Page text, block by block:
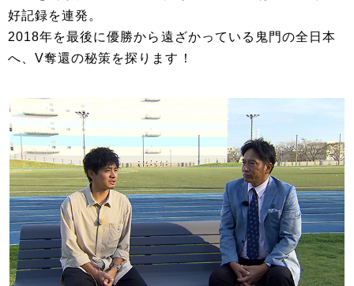
好記録を連発。
2018年を最後に優勝から遠ざかっている鬼門の全日本
へ、V奪還の秘策を探ります！